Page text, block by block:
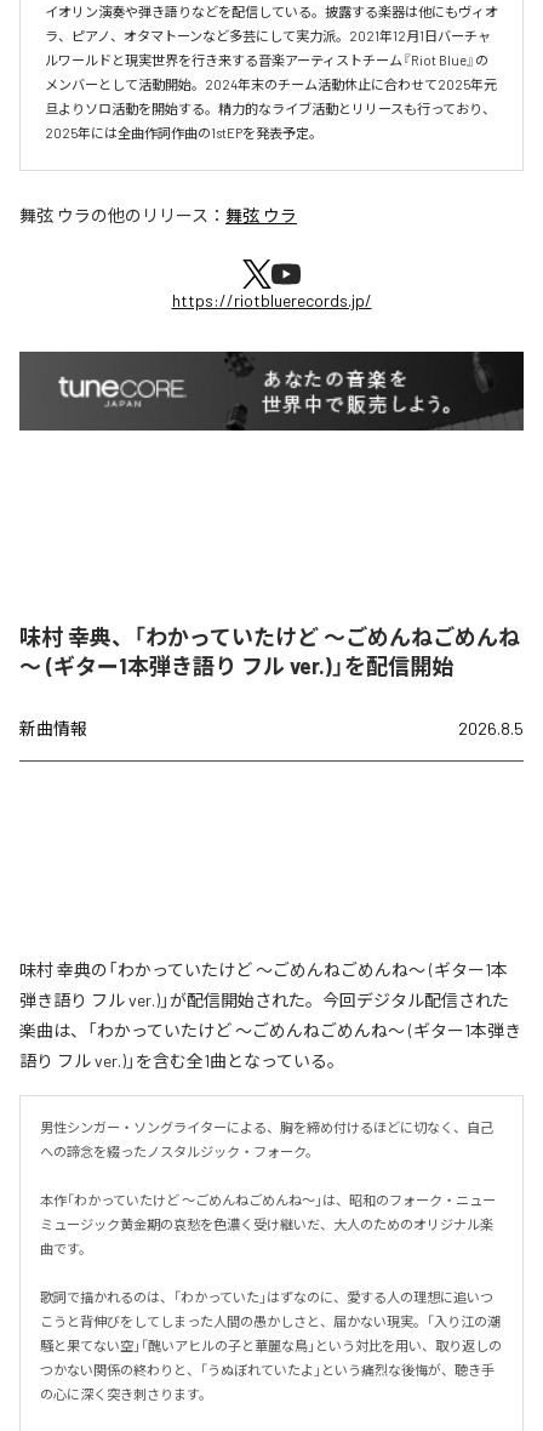
イオリン演奏や弾き語りなどを配信している。披露する楽器は他にもヴィオ
ラ、ピアノ、オタマトーンなど多芸にして実力派。2021年12月1日バーチャ
ルワールドと現実世界を行き来する音楽アーティストチーム『Riot Blue』の
メンバーとして活動開始。2024年末のチーム活動休止に合わせて2025年元
旦よりソロ活動を開始する。精力的なライブ活動とリリースも行っており、
2025年には全曲作詞作曲の1stEPを発表予定。
舞弦 ウラの他のリリース： 舞弦 ウラ
https://riotbluerecords.jp/
味村 幸典、「わかっていたけど ～ごめんねごめんね
～ (ギター1本弾き語り フル ver.)」を配信開始
新曲情報 2026.8.5
味村 幸典の「わかっていたけど ～ごめんねごめんね～ (ギター1本
弾き語り フル ver.)」が配信開始された。今回デジタル配信された
楽曲は、「わかっていたけど ～ごめんねごめんね～ (ギター1本弾き
語り フル ver.)」を含む全1曲となっている。
男性シンガー・ソングライターによる、胸を締め付けるほどに切なく、自己
への諦念を綴ったノスタルジック・フォーク。
本作「わかっていたけど ～ごめんねごめんね～」は、昭和のフォーク・ニュー
ミュージック黄金期の哀愁を色濃く受け継いだ、大人のためのオリジナル楽
曲です。
歌詞で描かれるのは、「わかっていた」はずなのに、愛する人の理想に追いつ
こうと背伸びをしてしまった人間の愚かしさと、届かない現実。「入り江の潮
騒と果てない空」「醜いアヒルの子と華麗な鳥」という対比を用い、取り返しの
つかない関係の終わりと、「うぬぼれていたよ」という痛烈な後悔が、聴き手
の心に深く突き刺さります。